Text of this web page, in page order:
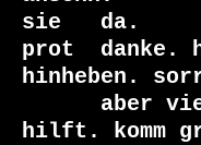
sie   da.
prot  danke.
hinheben.
hilft. komm